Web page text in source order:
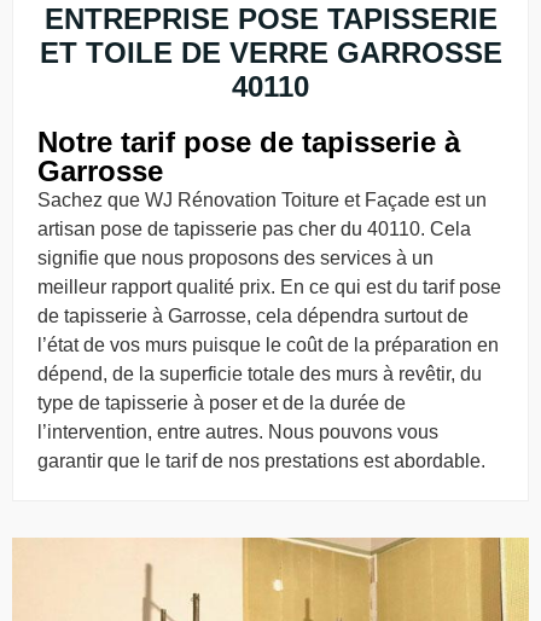
ENTREPRISE POSE TAPISSERIE
ET TOILE DE VERRE GARROSSE
40110
Notre tarif pose de tapisserie à
Garrosse
Sachez que WJ Rénovation Toiture et Façade est un
artisan pose de tapisserie pas cher du 40110. Cela
signifie que nous proposons des services à un
meilleur rapport qualité prix. En ce qui est du tarif pose
de tapisserie à Garrosse, cela dépendra surtout de
l’état de vos murs puisque le coût de la préparation en
dépend, de la superficie totale des murs à revêtir, du
type de tapisserie à poser et de la durée de
l’intervention, entre autres. Nous pouvons vous
garantir que le tarif de nos prestations est abordable.